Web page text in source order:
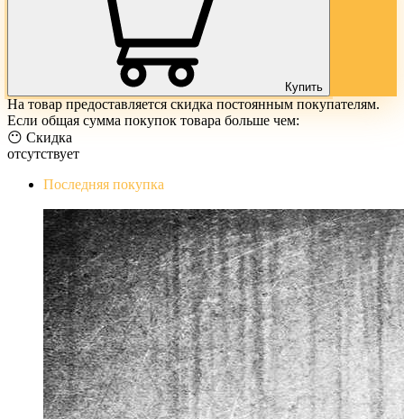
Купить
На товар предоставляется скидка постоянным покупателям.
Если общая сумма покупок товара больше чем:
😶 Скидка
отсутствует
Последняя покупка